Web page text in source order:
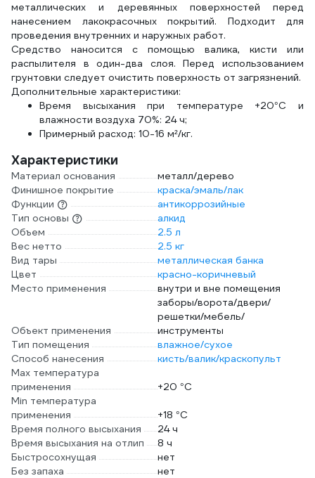
металлических и деревянных поверхностей перед
нанесением лакокрасочных покрытий. Подходит для
проведения внутренних и наружных работ.
Средство наносится с помощью валика, кисти или
распылителя в один-два слоя. Перед использованием
грунтовки следует очистить поверхность от загрязнений.
Дополнительные характеристики:
Время высыхания при температуре +20°С и
влажности воздуха 70%: 24 ч;
Примерный расход: 10-16 м²/кг.
Характеристики
Материал основания
металл/дерево
Финишное покрытие
краска/эмаль/лак
Функции
антикоррозийные
Тип основы
алкид
Объем
2.5 л
Вес нетто
2.5 кг
Вид тары
металлическая банка
Цвет
красно-коричневый
Место применения
внутри и вне помещения
Объект применения
заборы/ворота/двери/
решетки/мебель/
инструменты
Тип помещения
влажное/сухое
Способ нанесения
кисть/валик/краскопульт
Max температура
применения
+20 °С
Min температура
применения
+18 °С
Время полного высыхания
24 ч
Время высыхания на отлип
8 ч
Быстросохнущая
нет
Без запаха
нет